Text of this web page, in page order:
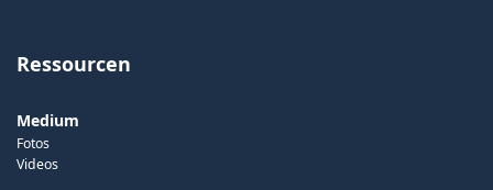
Ressourcen
Medium
Fotos
Videos